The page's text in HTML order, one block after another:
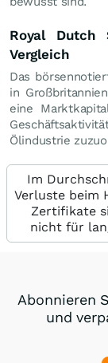
Royal
Vergleich
Das
in
eine
Ölindustrie
Im
Verluste beim
Zertifikate
nicht für
Abonnieren
und